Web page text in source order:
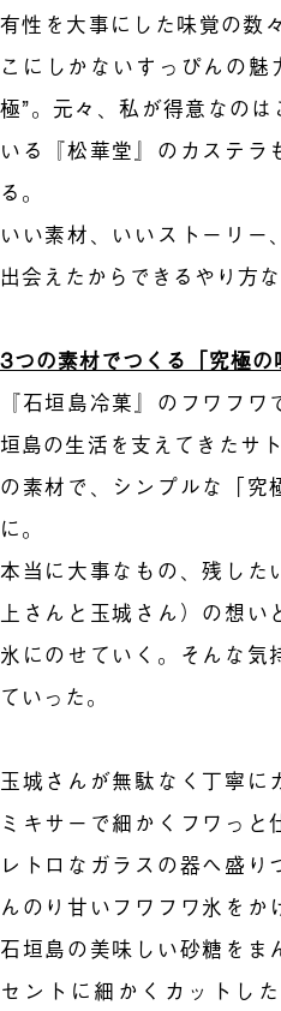
有性を大事にした味覚の
こにしかないすっぴんの魅
極”。元々、私が得意なの
いる『松華堂』のカステラ
る。
いい素材、いいストーリー
出会えたからできるやり方な
3つの素材でつくる「究極の
『石垣島冷菓』のフワフ
垣島の生活を支えてきたサ
の素材で、シンプルな「究
に。
本当に大事なもの、残した
上さんと玉城さん）の想
氷にのせていく。そんな気
ていった。
玉城さんが無駄なく丁寧に
ミキサーで細かくフワっ
レトロなガラスの器へ盛
んのり甘いフワフワ氷をか
石垣島の美味しい砂糖をま
セントに細かくカットし